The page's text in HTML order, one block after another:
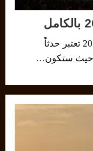
مفهوم - نسخة كأس العالم 2026 تعتبر حدثاً
حيث ستكون…